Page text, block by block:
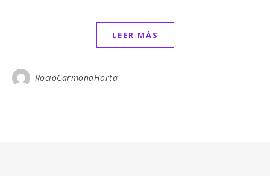
LEER MÁS
RocioCarmonaHorta